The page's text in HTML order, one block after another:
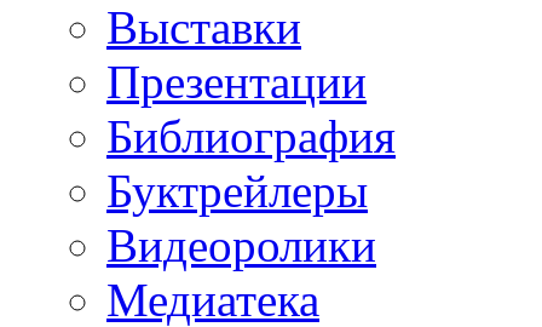
Выставки
Презентации
Библиография
Буктрейлеры
Видеоролики
Медиатека